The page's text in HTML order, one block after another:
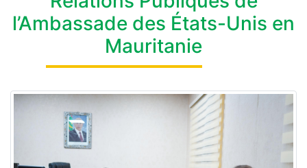
l’Ambassade des États-Unis en
Mauritanie